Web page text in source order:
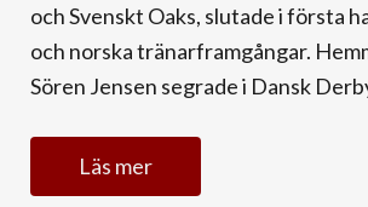
och Svenskt Oaks, slutade i första
och norska tränarframgångar.
Sören Jensen segrade i Dansk
Läs mer